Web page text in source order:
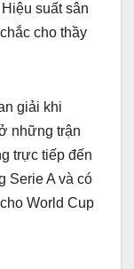
suất sân
cho thầy
giải khi
những trận
trực tiếp đến
Serie A và có
World Cup